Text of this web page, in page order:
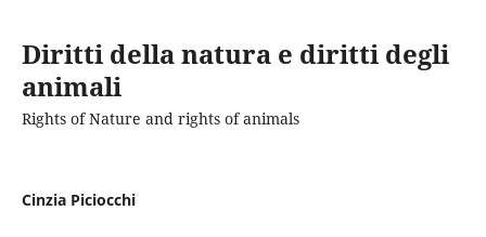
Diritti della natura e diritti degli
animali
Rights of Nature and rights of animals
Cinzia Piciocchi